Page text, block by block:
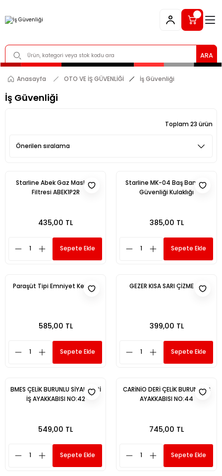
ARA
Anasayfa OTO VE İŞ GÜVENLİĞİ İş Güvenliği
İş Güvenliği
Toplam 23 ürün
Starline Abek Gaz Maskesi
Filtresi ABEK1P2R
435,00 TL
Sepete Ekle
Starline MK-04 Baş Bantlı İş
Güvenliği Kulaklığı
385,00 TL
Sepete Ekle
Paraşüt Tipi Emniyet Kemeri
585,00 TL
Sepete Ekle
GEZER KISA SARI ÇİZME 40
399,00 TL
Sepete Ekle
BMES ÇELİK BURUNLU SİYAH DERİ
İŞ AYAKKABISI NO:42
549,00 TL
Sepete Ekle
CARİNİO DERİ ÇELİK BURUNLU İŞ
AYAKKABISI NO:44
745,00 TL
Sepete Ekle